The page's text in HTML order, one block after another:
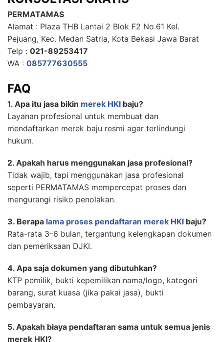
PERMATAMAS
Alamat : Plaza THB Lantai 2 Blok F2 No.61 Kel.
Pejuang, Kec. Medan Satria, Kota Bekasi Jawa Barat
Telp : 021-89253417
WA : 085777630555
FAQ
1. Apa itu jasa bikin merek HKI baju?
Layanan profesional untuk membuat dan
mendaftarkan merek baju resmi agar terlindungi
hukum.
2. Apakah harus menggunakan jasa profesional?
Tidak wajib, tapi menggunakan jasa profesional
seperti PERMATAMAS mempercepat proses dan
mengurangi risiko penolakan.
3. Berapa lama proses pendaftaran merek HKI baju?
Rata-rata 3–6 bulan, tergantung kelengkapan dokumen
dan pemeriksaan DJKI.
4. Apa saja dokumen yang dibutuhkan?
KTP pemilik, bukti kepemilikan nama/logo, kategori
barang, surat kuasa (jika pakai jasa), bukti
pembayaran.
5. Apakah biaya pendaftaran sama untuk semua jenis
merek HKI?